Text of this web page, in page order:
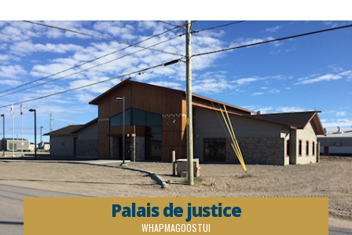
Palais de justice
WHAPMAGOOSTUI